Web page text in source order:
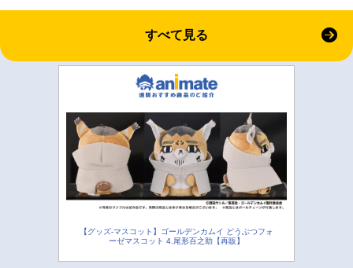
すべて見る
【グッズ-マスコット】ゴールデンカムイ どうぶつフォ
ーゼマスコット 4.尾形百之助【再販】